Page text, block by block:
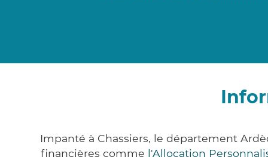
Impanté à Chassiers, le département
financières comme l'Allocation